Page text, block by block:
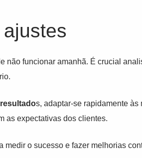
não funcionar amanhã. É crucial
s, adaptar-se rapidamente
as expectativas dos clientes.
o sucesso e fazer melhorias